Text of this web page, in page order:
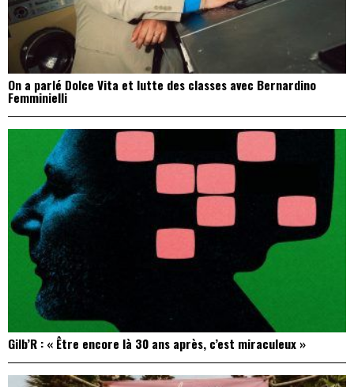
On a parlé Dolce Vita et lutte des classes avec Bernardino
Femminielli
Gilb’R : « Être encore là 30 ans après, c’est miraculeux »